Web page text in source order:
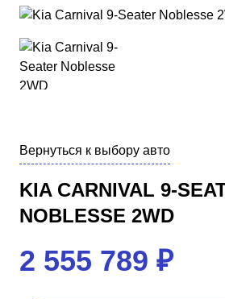
Вернуться к выбору авто
KIA CARNIVAL 9-
NOBLESSE 2WD
2 555 789 ₽